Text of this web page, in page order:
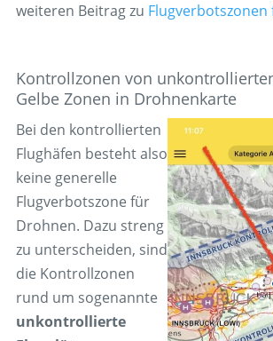
weiteren Beitrag zu
Kontrollzonen von
Gelbe Zonen in Drohnenkarte
Bei den kontrollierten
Flughäfen besteht also
keine generelle
Flugverbotszone für
Drohnen. Dazu streng
zu unterscheiden, sind
die Kontrollzonen
rund um sogenannte
unkontrollierte